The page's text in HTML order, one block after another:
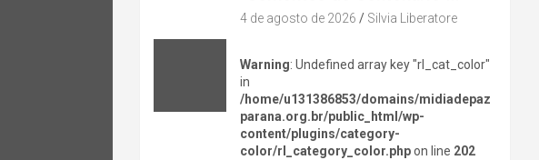
4 de agosto de 2026 Silvia Liberatore
Warning: Undefined array key "rl_cat_color"
in
/home/u131386853/domains/midiadepaz
parana.org.br/public_html/wp-
content/plugins/category-
color/rl_category_color.phpon line 202